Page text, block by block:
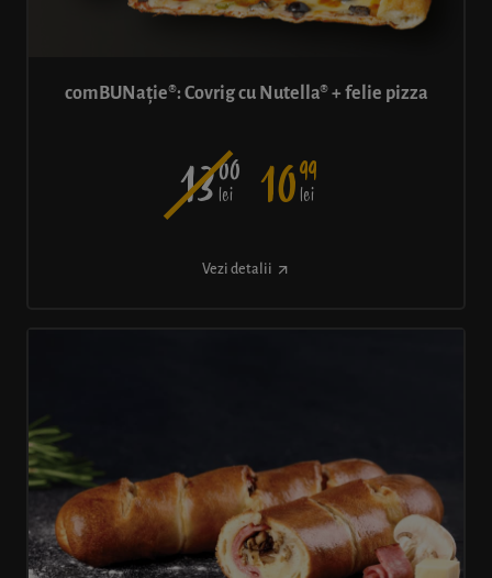
comBUNație®: Covrig cu Nutella® + felie pizza
1300
lei 1099
lei
Vezi detalii